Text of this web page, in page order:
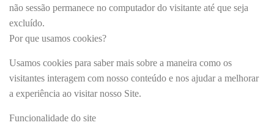
não sessão permanece no computador do visitante até que seja
excluído.
Por que usamos cookies?
Usamos cookies para saber mais sobre a maneira como os
visitantes interagem com nosso conteúdo e nos ajudar a melhorar
a experiência ao visitar nosso Site.
Funcionalidade do site